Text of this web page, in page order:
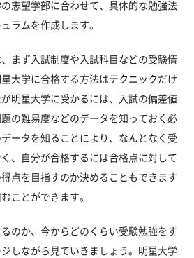
る気がしない」とやる気をなくし
のが遅くても明星大学に合格でき
から始める？学年・時期別の勉強
者・通信制高校の明星大学受験も
方の明星大学合格に向けた受験対
らのよくある質問
志望学部に合わせて、具体的な勉強法
ラムを作成します。
まず入試制度や入試科目などの受験情
大学に合格する方法はテクニックだけ
明星大学に受かるには、入試の偏差値
の難易度などのデータを知っておく必
ータを知ることにより、なんとなく受
、自分が合格するには合格点に対して
点を目指すのか決めることもできます
ことができます。
のか、今からどのくらい受験勉強をす
しながら見ていきましょう。明星大学